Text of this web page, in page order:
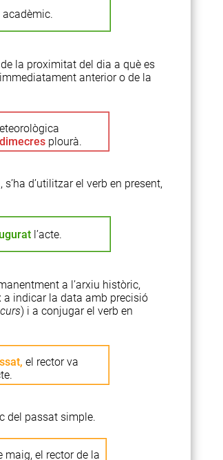
acadèmic.
la proximitat del dia a què es
anterior o de la
plourà.
d’utilitzar el verb en present,
l’acte.
a l’arxiu històric,
a indicar la data amb precisió
) i a conjugar el verb en
el rector va
del passat simple.
maig, el rector de la